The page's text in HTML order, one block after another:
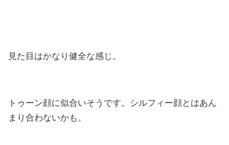
見た目はかなり健全な感じ。
トゥーン顔に似合いそうです。シルフィー顔とはあん
まり合わないかも。